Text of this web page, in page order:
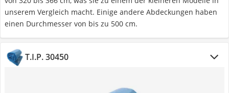
unserem Vergleich macht. Einige andere Abdeckungen haben
einen Durchmesser von bis zu 500 cm.
T.I.P. 30450